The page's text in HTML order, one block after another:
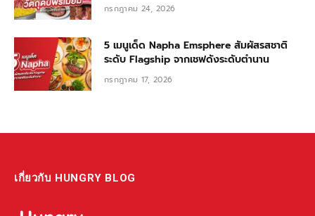
กรกฎาคม 24, 2026
5 เมนูเด็ด Napha Emsphere สัมผัสรสชาติ
ระดับ Flagship จากเชฟดังระดับตำนาน
กรกฎาคม 17, 2026
เกี่ยวกับ HUNGRY BLOG